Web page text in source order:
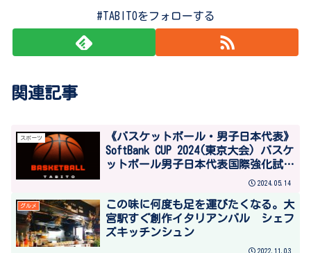
#TABITOをフォローする
関連記事
スポーツ
《バスケットボール・男子日本代表》
SoftBank CUP 2024(東京大会) バスケ
ットボール男子日本代表国際強化試合
7 月 5 日・7 日 開催決定！
2024.05.14
グルメ
この味に何度も足を運びたくなる。大
宮駅すぐ創作イタリアンバル シェフ
ズキッチンシュン
2022.11.03